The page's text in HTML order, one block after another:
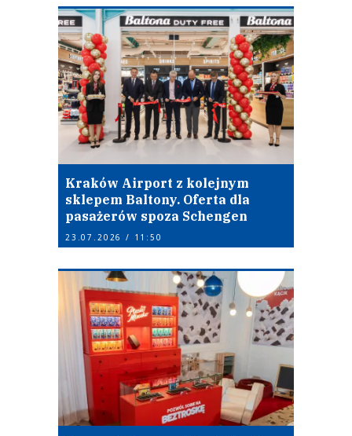
Kraków Airport z kolejnym
sklepem Baltony. Oferta dla
pasażerów spoza Schengen
23.07.2026 / 11:50